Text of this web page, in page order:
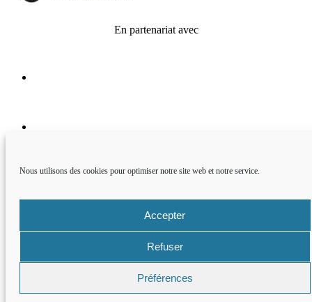
Nous utilisons des cookies pour optimiser notre site web et notre service.
Accepter
Refuser
Préférences
En partenariat avec